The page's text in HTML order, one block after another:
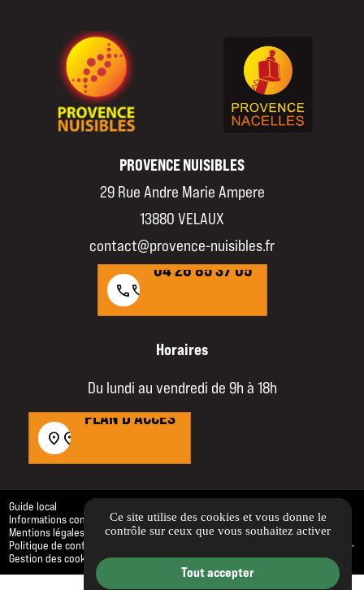
PROVENCE NUISIBLES
29 Rue Andre Marie Ampere
13880 VELAUX
contact@provence-nuisibles.fr
callcall
04 26 85 37 05
04 26 85 37 05
Horaires
Du lundi au vendredi de 9h à 18h
location_on location_on
PLAN D'ACCÈS
PLAN D'ACCÈS
Guide local
Informations complémentaires
Mentions légales
Politique de confidentialité
Gestion des cookies
Ce site utilise des cookies et vous donne le
contrôle sur ceux que vous souhaitez activer
Tout accepter